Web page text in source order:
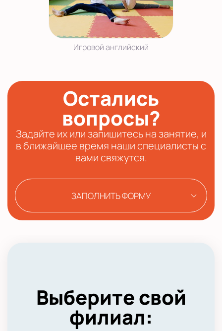
Игровой английский
Остались
вопросы?
Задайте их или запишитесь на занятие, и
в ближайшее время наши специалисты с
вами свяжутся.
ЗАПОЛНИТЬ ФОРМУ
Выберите свой
филиал: